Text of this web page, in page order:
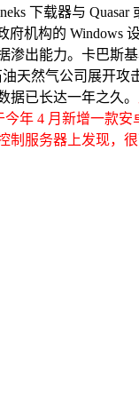
下载器与 Quasar
府机构的 Windows
渗出能力。卡巴斯
天然气公司展开攻
据已长达一年之久。
今年 4 月新增一款
制服务器上发现，